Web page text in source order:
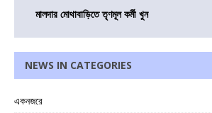
মালদার মোথাবাড়িতে তৃণমূল কর্মী খুন
NEWS IN CATEGORIES
একনজরে